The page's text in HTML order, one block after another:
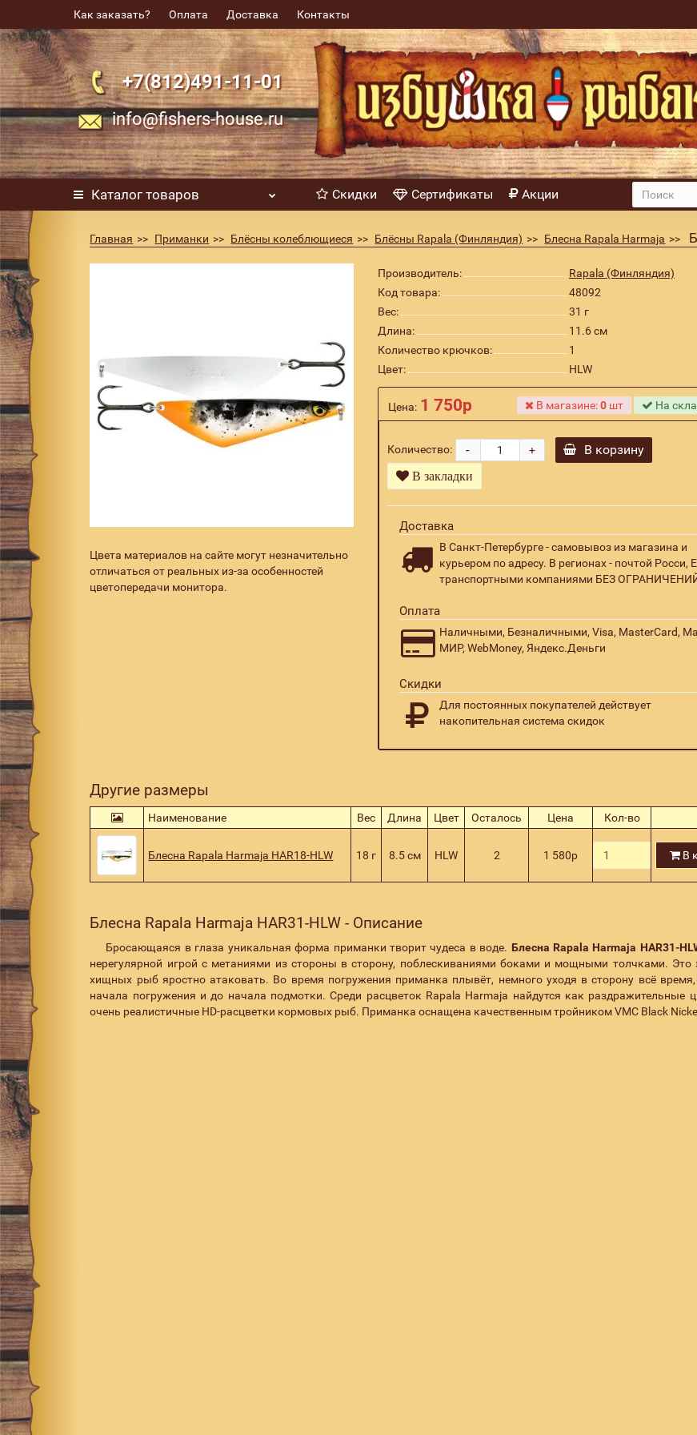
Как заказать? Оплата Доставка Контакты
+7(812)491-11-01
info@fishers-house.ru
Каталог товаров Скидки Сертификаты Акции
Главная Приманки Блёсны колеблющиеся Блёсны Rapala (Финляндия) Блесна Rapala Harmaja
Цвета материалов на сайте могут незначительно
отличаться от реальных из-за особенностей
цветопередачи монитора.
Производитель:
Rapala (Финляндия)
Код товара:
48092
Вес:
31 г
Длина:
11.6 см
Количество крючков:
1
Цвет:
HLW
Цена: 1 750р В магазине:0 шт На
Количество: +
- В корзину
В закладки
Доставка
В Санкт-Петербурге - самовывоз из магазина и
курьером по адресу. В регионах - почтой Росси,
транспортными компаниями БЕЗ
Оплата
Наличными, Безналичными, Visa, MasterCard,
МИР, WebMoney, Яндекс.Деньги
Скидки
Для постоянных покупателей действует
накопительная система скидок
Другие размеры
Наименование Вес Длина Цвет Осталось Цена Кол-во
Блесна Rapala Harmaja HAR18-HLW 18 г 8.5 см HLW 2 1 580р В
Блесна Rapala Harmaja HAR31-HLW - Описание
Бросающаяся в глаза уникальная форма приманки творит чудеса в воде. Блесна Rapala Harmaja HAR31-
нерегулярной игрой с метаниями из стороны в сторону, поблескиваниями боками и мощными толчками. Это
хищных рыб яростно атаковать. Во время погружения приманка плывёт, немного уходя в сторону всё
начала погружения и до начала подмотки. Среди расцветок Rapala Harmaja найдутся как раздражительные
очень реалистичные HD-расцветки кормовых рыб. Приманка оснащена качественным тройником VMC Black